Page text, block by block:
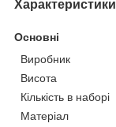
Характеристики
Основні
Виробник
Висота
Кількість в наборі
Матеріал